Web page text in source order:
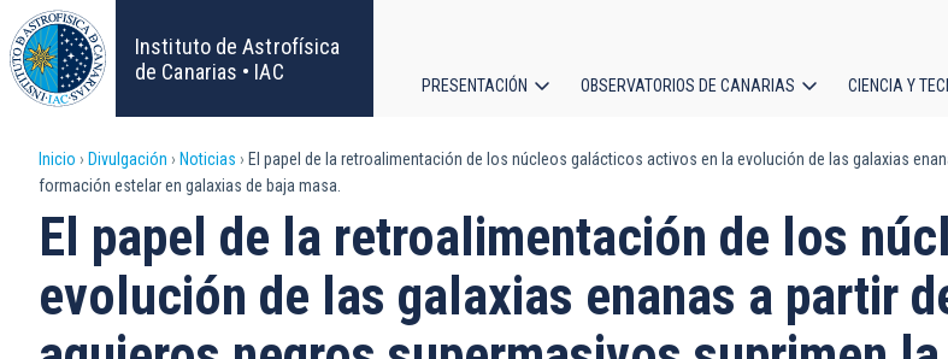
Pasar
al
contenido
principal
Instituto de Astrofísica
de Canarias • IAC
PRESENTACIÓN OBSERVATORIOS DE CANARIAS CIENCIA Y
Sobrescribir
enlaces
de
ayuda
Inicio Divulgación Noticias
El papel de la retroalimentación de los núcleos galácticos activos en la evolución de las galaxias
formación estelar en galaxias de baja masa.
El papel de la retroalimentación de los
evolución de las galaxias enanas a partir